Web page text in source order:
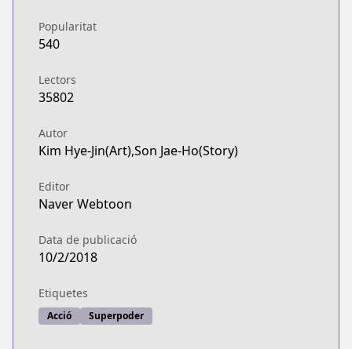
Popularitat
540
Lectors
35802
Autor
Kim Hye-Jin(Art),Son Jae-Ho(Story)
Editor
Naver Webtoon
Data de publicació
10/2/2018
Etiquetes
Acció Superpoder